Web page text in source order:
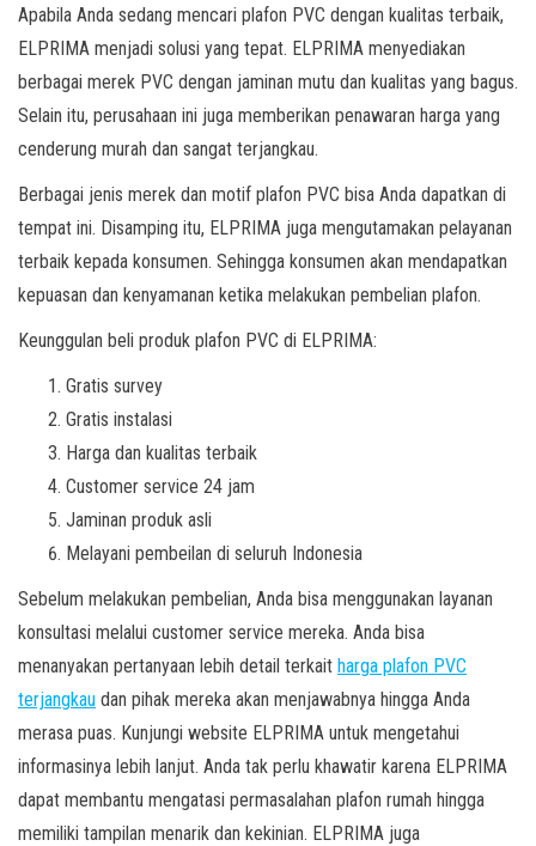
Apabila Anda sedang mencari plafon PVC dengan kualitas terbaik,
ELPRIMA menjadi solusi yang tepat. ELPRIMA menyediakan
berbagai merek PVC dengan jaminan mutu dan kualitas yang bagus.
Selain itu, perusahaan ini juga memberikan penawaran harga yang
cenderung murah dan sangat terjangkau.
Berbagai jenis merek dan motif plafon PVC bisa Anda dapatkan di
tempat ini. Disamping itu, ELPRIMA juga mengutamakan pelayanan
terbaik kepada konsumen. Sehingga konsumen akan mendapatkan
kepuasan dan kenyamanan ketika melakukan pembelian plafon.
Keunggulan beli produk plafon PVC di ELPRIMA:
Gratis survey
Gratis instalasi
Harga dan kualitas terbaik
Customer service 24 jam
Jaminan produk asli
Melayani pembeilan di seluruh Indonesia
Sebelum melakukan pembelian, Anda bisa menggunakan layanan
konsultasi melalui customer service mereka. Anda bisa
menanyakan pertanyaan lebih detail terkait harga plafon PVC
terjangkau dan pihak mereka akan menjawabnya hingga Anda
merasa puas. Kunjungi website ELPRIMA untuk mengetahui
informasinya lebih lanjut. Anda tak perlu khawatir karena ELPRIMA
dapat membantu mengatasi permasalahan plafon rumah hingga
memiliki tampilan menarik dan kekinian. ELPRIMA juga